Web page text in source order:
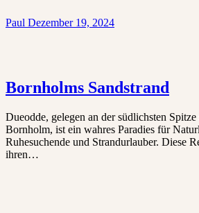
Paul Dezember 19, 2024
Bornholms Sandstrand
Dueodde, gelegen an der südlichsten
Bornholm, ist ein wahres Paradies für
Ruhesuchende und Strandurlauber. Diese
ihren…